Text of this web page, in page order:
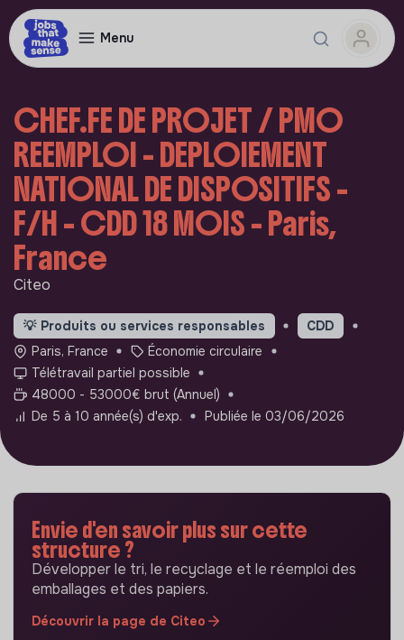
Menu
CHEF.FE DE PROJET / PMO
REEMPLOI - DEPLOIEMENT
NATIONAL DE DISPOSITIFS -
F/H - CDD 18 MOIS - Paris,
France
Citeo
💡 Produits ou services responsables
CDD
Paris, France
Économie circulaire
Télétravail partiel possible
48000 - 53000€ brut (Annuel)
De 5 à 10 année(s) d'exp.
Publiée le 03/06/2026
Envie d'en savoir plus sur cette
structure ?
Développer le tri, le recyclage et le réemploi des
emballages et des papiers.
Découvrir la page de Citeo